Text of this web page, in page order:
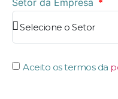
Setor da Empresa
Aceito os termos da